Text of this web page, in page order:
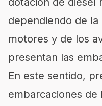
dependiendo de la
motores y de los
presentan las
En este sentido,
embarcaciones de